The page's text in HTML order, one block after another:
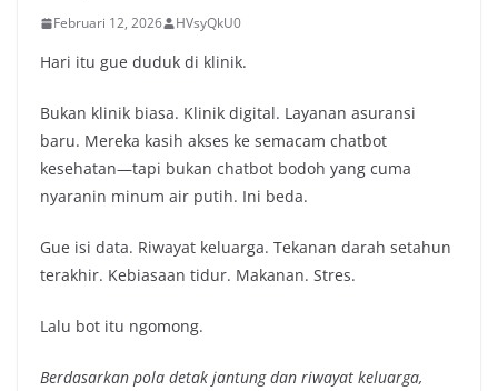
Februari 12, 2026 HVsyQkU0
Hari itu gue duduk di klinik.
Bukan klinik biasa. Klinik digital. Layanan asuransi
baru. Mereka kasih akses ke semacam chatbot
kesehatan—tapi bukan chatbot bodoh yang cuma
nyaranin minum air putih. Ini beda.
Gue isi data. Riwayat keluarga. Tekanan darah setahun
terakhir. Kebiasaan tidur. Makanan. Stres.
Lalu bot itu ngomong.
Berdasarkan pola detak jantung dan riwayat keluarga,